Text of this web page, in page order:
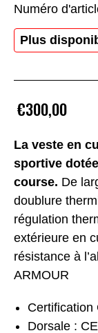
La veste en
sportive
course. De
doublure
régulation
extérieure en
résistance à
ARMOUR
Certification
Dorsale :
€300,00
Plus
Numéro